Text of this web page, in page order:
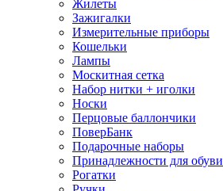
Жилеты
Зажигалки
Измерительные приборы
Кошельки
Лампы
Москитная сетка
Набор нитки + иголки
Носки
Перцовые баллончики
ПоверБанк
Подарочные наборы
Принадлежности для обуви
Рогатки